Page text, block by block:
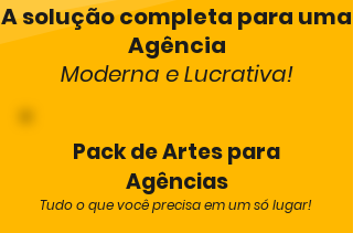
A solução completa para uma
Agência
Moderna e Lucrativa!
Pack de Artes para
Agências
Tudo o que você precisa em um só lugar!